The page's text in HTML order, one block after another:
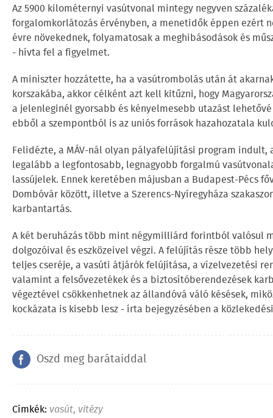
Az 5900 kilométernyi vasútvonal mintegy negyven
forgalomkorlátozás érvényben, a menetidők éppen ezért
évre növekednek, folyamatosak a meghibásodások és
- hívta fel a figyelmet.
A miniszter hozzátette, ha a vasútrombolás után át
korszakába, akkor célként azt kell kitűzni, hogy
a jelenleginél gyorsabb és kényelmesebb utazást
ebből a szempontból is az uniós források hazahozatala
Felidézte, a MÁV-nál olyan pályafelújítási program indult,
legalább a legfontosabb, legnagyobb forgalmú
lassújelek. Ennek keretében májusban a Budapest-Pécs
Dombóvár között, illetve a Szerencs-Nyíregyháza
karbantartás.
A két beruházás több mint négymilliárd forintból valósul
dolgozóival és eszközeivel végzi. A felújítás része több
teljes cseréje, a vasúti átjárók felújítása, a vízelvezetési
valamint a felsővezetékek és a biztosítóberendezések
végeztével csökkenhetnek az állandóvá váló késések,
kockázata is kisebb lesz - írta bejegyzésében a
Oszd meg barátaiddal
Címkék: vasút, vitézy